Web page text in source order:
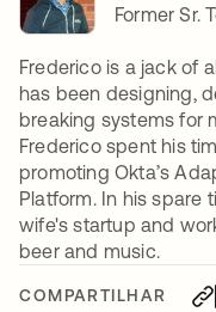
COMPARTILHAR
Former Sr.
Frederico is a jack of
has been designing,
breaking systems for
Frederico spent his
promoting Okta’s
Platform. In his spare
wife's startup and
beer and music.